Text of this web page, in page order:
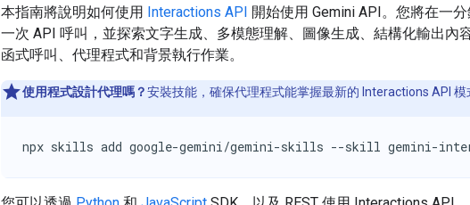
本指南將說明如何使用 Interactions API 開始使用 Gemini API。您將在一
一次 API 呼叫，並探索文字生成、多模態理解、圖像生成、結構化輸出內容
函式呼叫、代理程式和背景執行作業。
使用程式設計代理嗎？安裝技能，確保代理程式能掌握最新的 Interactions API 模
npx skills add google-gemini/gemini-skills --skill gemini-